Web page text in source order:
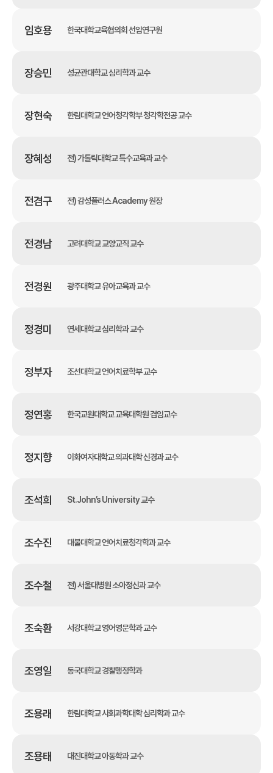
임호용 한국대학교육협의회 선임연구원
장승민 성균관대학교 심리학과 교수
장현숙 한림대학교 언어청각학부 청각학전공 교수
장혜성 전) 가톨릭대학교 특수교육과 교수
전겸구 전) 감성플러스 Academy 원장
전경남 고려대학교 교양교직 교수
전경원 광주대학교 유아교육과 교수
정경미 연세대학교 심리학과 교수
정부자 조선대학교 언어치료학부 교수
정연홍 한국교원대학교 교육대학원 겸임교수
정지향 이화여자대학교 의과대학 신경과 교수
조석희 St.John’s University 교수
조수진 대불대학교 언어치료청각학과 교수
조수철 전) 서울대병원 소아정신과 교수
조숙환 서강대학교 영어영문학과 교수
조영일 동국대학교 경찰행정학과
조용래 한림대학교 사회과학대학 심리학과 교수
조용태 대진대학교 아동학과 교수